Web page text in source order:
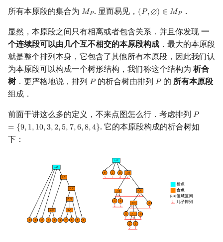
所有本原段的集合为 𝑀𝑃
MP . 显而易见， (𝑃,∅) ∈ 𝑀𝑃
(P,∅)∈ M P ．
显然，本原段之间只有相离或者包含关系．并且你发现 一
个连续段可以由几个互不相交的本原段构成 ．最大的本原段
就是整个排列本身，它包含了其他所有本原段，因此我们认
为本原段可以构成一个树形结构，我们称这个结构为 析合
树．更严格地说，排列 𝑃
P 的析合树由排列 𝑃
P 的 所有本原段
组成．
前面干讲这么多的定义，不来点图怎么行．考虑排列 𝑃
= {9,1,10,3,2,5, 7,6,8,4}
P=
. 它的本原段构成的析合树如
下：